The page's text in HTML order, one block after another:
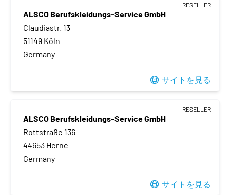
RESELLER
ALSCO Berufskleidungs-Service GmbH
Claudiastr. 13
51149 Köln
Germany
サイトを見る
RESELLER
ALSCO Berufskleidungs-Service GmbH
Rottstraße 136
44653 Herne
Germany
サイトを見る